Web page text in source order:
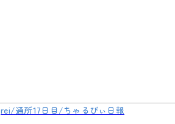
rei/通所17日目/ちゃるびぃ日報